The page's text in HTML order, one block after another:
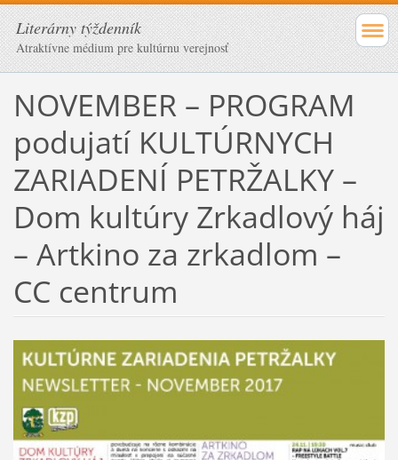
Literárny týždenník
Atraktívne médium pre kultúrnu verejnosť
NOVEMBER – PROGRAM
podujatí KULTÚRNYCH
ZARIADENÍ PETRŽALKY –
Dom kultúry Zrkadlový háj
– Artkino za zrkadlom –
CC centrum